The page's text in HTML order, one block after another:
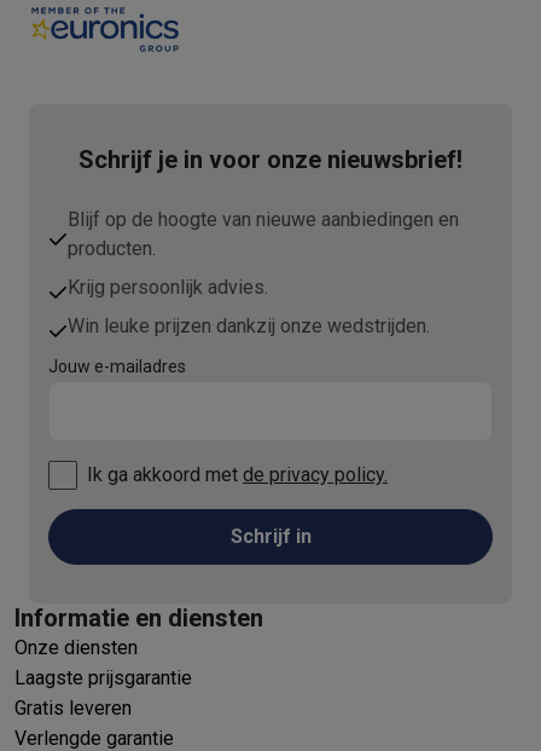
Schrijf je in voor onze nieuwsbrief!
Blijf op de hoogte van nieuwe aanbiedingen en
producten.
Krijg persoonlijk advies.
Win leuke prijzen dankzij onze wedstrijden.
Jouw e-mailadres
Ik ga akkoord met de privacy policy.
Schrijf in
Informatie en diensten
Onze diensten
Laagste prijsgarantie
Gratis leveren
Verlengde garantie